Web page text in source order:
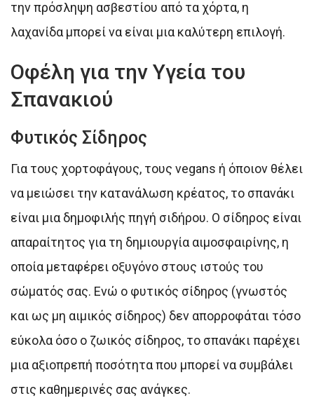
την πρόσληψη ασβεστίου από τα χόρτα, η
λαχανίδα μπορεί να είναι μια καλύτερη επιλογή.
Οφέλη για την Υγεία του
Σπανακιού
Φυτικός Σίδηρος
Για τους χορτοφάγους, τους vegans ή όποιον θέλει
να μειώσει την κατανάλωση κρέατος, το σπανάκι
είναι μια δημοφιλής πηγή σιδήρου. Ο σίδηρος είναι
απαραίτητος για τη δημιουργία αιμοσφαιρίνης, η
οποία μεταφέρει οξυγόνο στους ιστούς του
σώματός σας. Ενώ ο φυτικός σίδηρος (γνωστός
και ως μη αιμικός σίδηρος) δεν απορροφάται τόσο
εύκολα όσο ο ζωικός σίδηρος, το σπανάκι παρέχει
μια αξιοπρεπή ποσότητα που μπορεί να συμβάλει
στις καθημερινές σας ανάγκες.